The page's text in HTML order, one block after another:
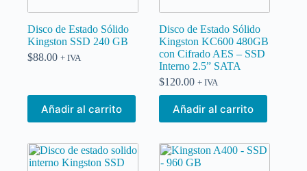
Disco de Estado Sólido
Kingston SSD 240 GB
$88.00 + IVA
Añadir al carrito
Disco de Estado Sólido
Kingston KC600 480GB
con Cifrado AES – SSD
Interno 2.5” SATA
$120.00 + IVA
Añadir al carrito